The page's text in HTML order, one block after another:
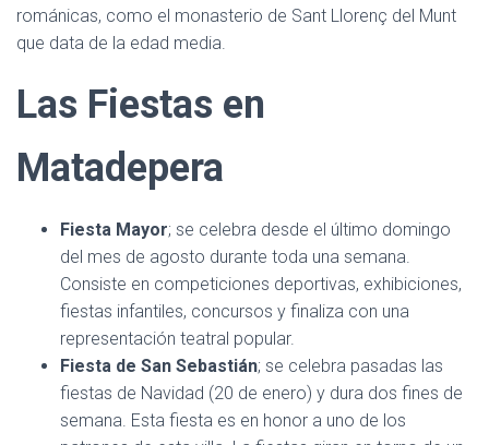
románicas, como el monasterio de Sant Llorenç del Munt
que data de la edad media.
Las Fiestas en
Matadepera
Fiesta Mayor; se celebra desde el último domingo
del mes de agosto durante toda una semana.
Consiste en competiciones deportivas, exhibiciones,
fiestas infantiles, concursos y finaliza con una
representación teatral popular.
Fiesta de San Sebastián; se celebra pasadas las
fiestas de Navidad (20 de enero) y dura dos fines de
semana. Esta fiesta es en honor a uno de los